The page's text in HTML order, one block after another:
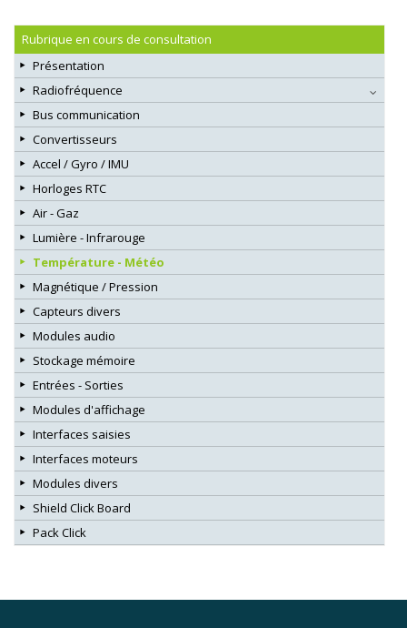
Rubrique en cours de consultation
Présentation
Radiofréquence
Bus communication
Convertisseurs
Accel / Gyro / IMU
Horloges RTC
Air - Gaz
Lumière - Infrarouge
Température - Météo
Magnétique / Pression
Capteurs divers
Modules audio
Stockage mémoire
Entrées - Sorties
Modules d'affichage
Interfaces saisies
Interfaces moteurs
Modules divers
Shield Click Board
Pack Click